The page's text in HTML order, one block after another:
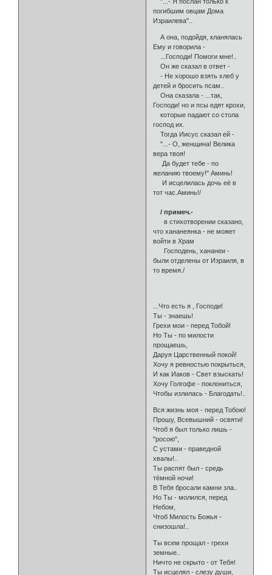
погибшим овцам Дома
Израилева"..
А она, подойдя, кланялась
Ему и говорила -
...Господи! Помоги мне!..
Он же сказал в ответ -
- Не хорошо взять хлеб у
детей и бросить псам..
Она сказала - ...так,
Господи! но и псы едят крохи,
которые падают со стола
господ их.
Тогда Иисус сказал ей -
"...- О, женщина! Велика
вера твоя!
Да будет тебе - по
желанию твоему!" Аминь!
И исцелилась дочь её в
тот час.Аминь!/
/ примеч.-
в стихотворении сказано,
что хананеянка - не может
войти в Храм
Господень, хананеи -
были отделены от Израиля, в
то время./
...Что есть я , Господи!
Ты - знаешь!
Грехи мои - перед Тобой!
Но Ты - по милости
прощаешь,
Даруя Царственный покой!
Хочу я ревностью покрыться,
И как Иаков - Свет взыскать!
Хочу Голгофе - поклониться,
Чтобы излилась - Благодать!..
Вся жизнь моя - перед Тобою!
Прошу, Всевышний - освяти!
Чтоб я был только лишь -
"росою",
С устами - праведной
хвалы!..
Ты распят был - средь
тёмной ночи!
В Тебя бросали камни зла..
Но Ты - молился, перед
Небом,
Чтоб Милость Божья -
снизошла!..
Ты всем прощал - грехи
земные..
Ничто не скрыто - от Тебя!
Ты исцелял - слезу души,